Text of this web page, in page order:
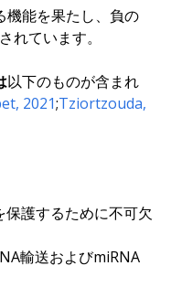
機能を果たし、負の
れています。
以下のものが含まれ
2021;Tziortzouda,
護するために不可欠
輸送およびmiRNA